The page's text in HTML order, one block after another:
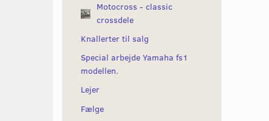
Motocross - classic
crossdele
Knallerter til salg
Special arbejde Yamaha fs1
modellen.
Lejer
Fælge